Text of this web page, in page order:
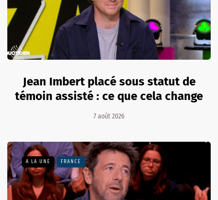
Jean Imbert placé sous statut de
témoin assisté : ce que cela change
7 août 2026
A LA UNE FRANCE